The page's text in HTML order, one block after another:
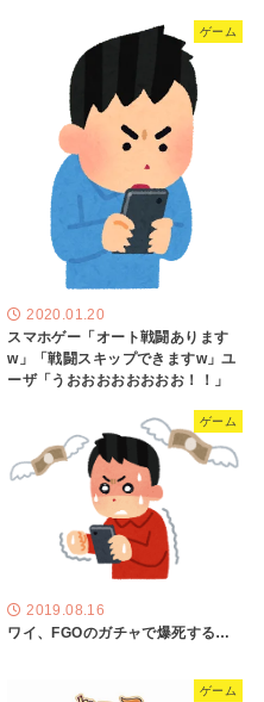
ゲーム
2020.01.20
スマホゲー「オート戦闘あります
w」「戦闘スキップできますw」ユ
ーザ「うおおおおおおおお！！」
ゲーム
2019.08.16
ワイ、FGOのガチャで爆死する…
ゲーム